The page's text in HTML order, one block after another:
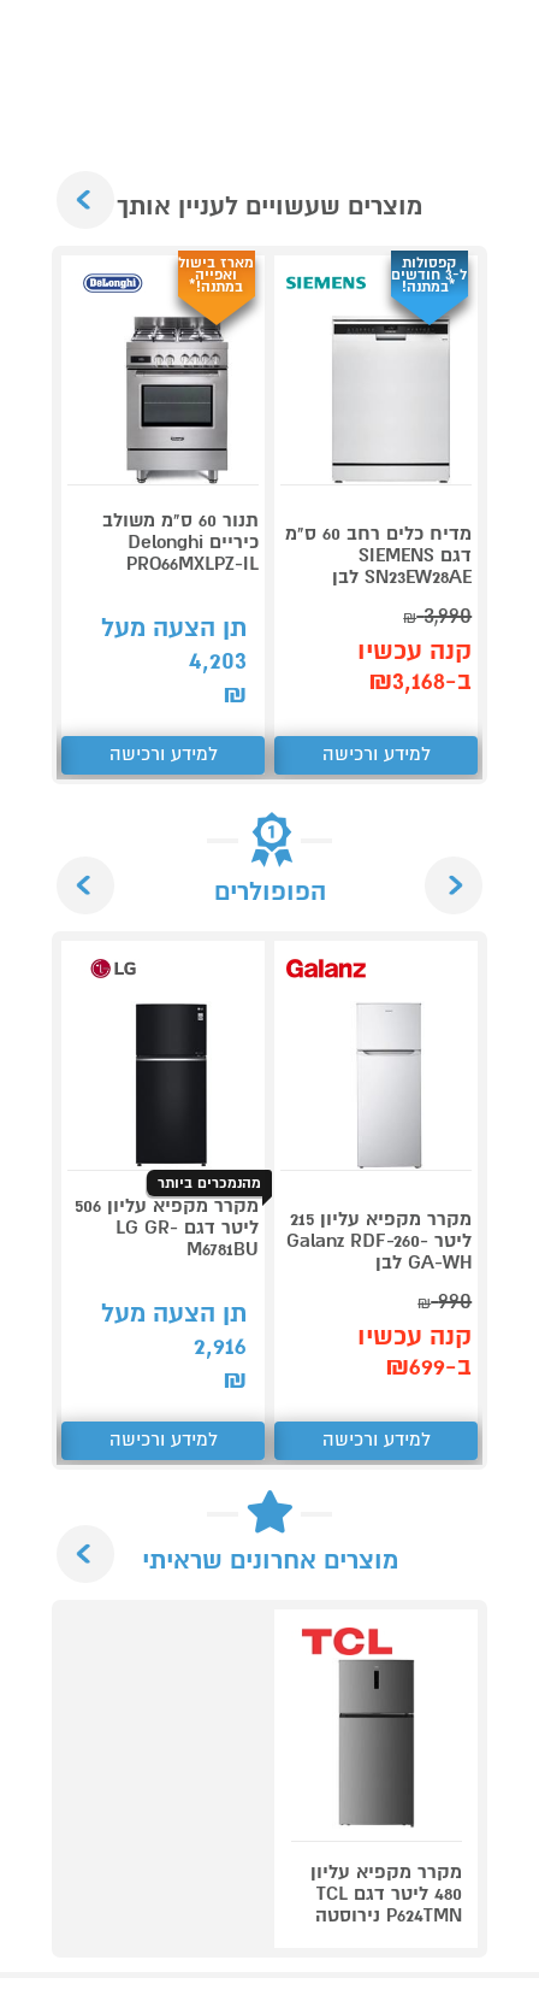
מוצרים שעשויים לעניין אותך
קפסולות
ל-3 חודשים
*במתנה!
מדיח כלים רחב 60 ס"מ
דגם SIEMENS
SN23EW28AE לבן
3,990
₪
קנה עכשיו
ב-₪3,168
למידע ורכישה
מארז בישול
ואפייה
במתנה!*
תנור 60 ס"מ משולב
כיריים Delonghi
PRO66MXLPZ-IL
תן הצעה מעל
4,203
₪
למידע ורכישה
הפופולרים
מקרר מקפיא עליון 215
ליטר Galanz RDF-260-
GA-WH לבן
990
₪
קנה עכשיו
ב-₪699
למידע ורכישה
מהנמכרים ביותר
מקרר מקפיא עליון 506
ליטר דגם LG GR-
M6781BU
תן הצעה מעל
2,916
₪
למידע ורכישה
מוצרים אחרונים שראיתי
מקרר מקפיא עליון
480 ליטר דגם TCL
P624TMN נירוסטה